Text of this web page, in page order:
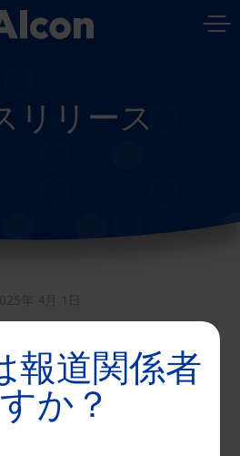
報道関係者
か？
リリース
ン、ソフトコ
ンズ消毒剤
ア」を リニュ
して発売